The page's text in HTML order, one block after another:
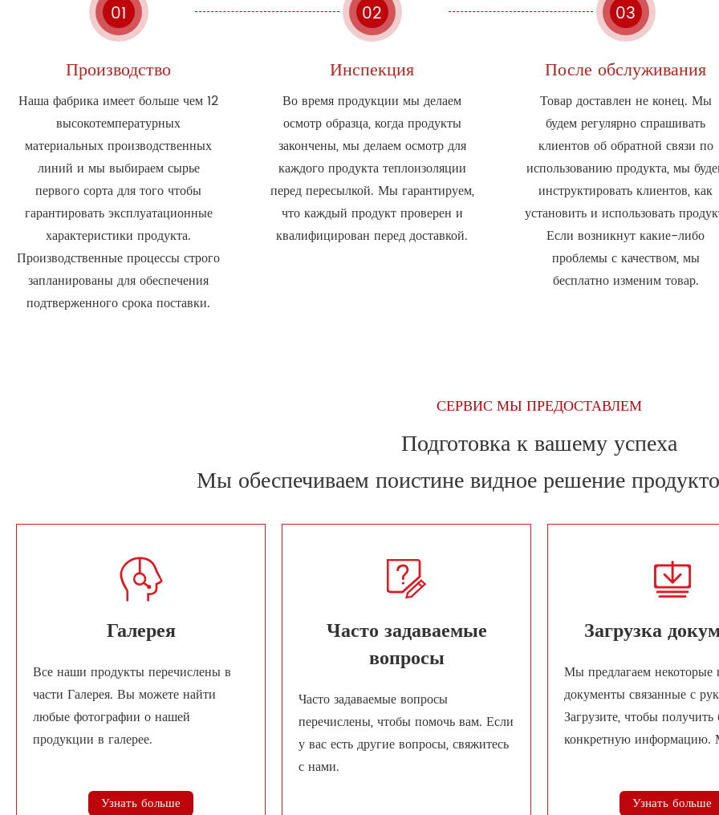
01
Производство
Наша фабрика имеет больше чем 12
высокотемпературных
материальных производственных
линий и мы выбираем сырье
первого сорта для того чтобы
гарантировать эксплуатационные
характеристики продукта.
Производственные процессы строго
запланированы для обеспечения
подтверженного срока поставки.
02
Инспекция
Во время продукции мы делаем
осмотр образца, когда продукты
закончены, мы делаем осмотр для
каждого продукта теплоизоляции
перед пересылкой. Мы гарантируем,
что каждый продукт проверен и
квалифицирован перед доставкой.
03
После обслуживания
Товар доставлен не конец. Мы
будем регулярно спрашивать
клиентов об обратной связи по
использованию продукта, мы
инструктировать клиентов, как
установить и использовать
Если возникнут какие-либо
проблемы с качеством, мы
бесплатно изменим товар.
СЕРВИС МЫ ПРЕДОСТАВЛЕМ
Подготовка к вашему успеха
Мы обеспечиваем поистине видное решение
Галерея
Все наши продукты перечислены в
части Галерея. Вы можете найти
любые фотографии о нашей
продукции в галерее.
Узнать больше
Часто задаваемые
вопросы
Часто задаваемые вопросы
перечислены, чтобы помочь вам. Если
у вас есть другие вопросы, свяжитесь
с нами.
Загрузка
Мы предлагаем некоторые
документы связанные с
Загрузите, чтобы получить
конкретную
Узнать больше